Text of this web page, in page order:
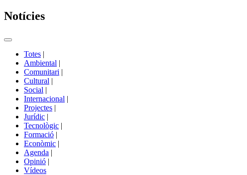
Notícies
Commutador
portals
Totes |
Ambiental |
Comunitari |
Cultural |
Social |
Internacional |
Projectes |
Jurídic |
Tecnològic |
Formació |
Econòmic |
Agenda |
Opinió |
Vídeos